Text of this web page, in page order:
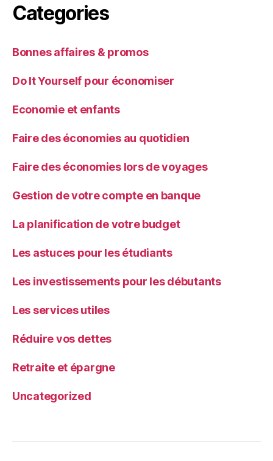
Categories
Bonnes affaires & promos
Do It Yourself pour économiser
Economie et enfants
Faire des économies au quotidien
Faire des économies lors de voyages
Gestion de votre compte en banque
La planification de votre budget
Les astuces pour les étudiants
Les investissements pour les débutants
Les services utiles
Réduire vos dettes
Retraite et épargne
Uncategorized